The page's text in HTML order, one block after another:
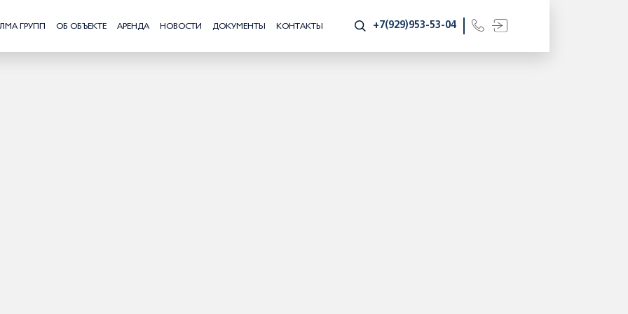
ГРУПП ОБ ОБЪЕКТЕ АРЕНДА НОВОСТИ ДОКУМЕНТЫ КОНТАКТЫ +7(929)953-53-04